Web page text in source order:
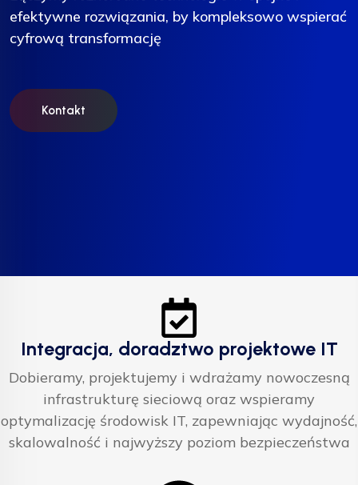
efektywne rozwiązania, by kompleksowo wspierać
cyfrową transformację
Kontakt
efektywne rozwiązania, by kompleksowo wspierać
cyfrową transformację
Kontakt
efektywne rozwiązania, by kompleksowo wspierać
cyfrową transformację
Kontakt
Integracja, doradztwo projektowe IT
Dobieramy, projektujemy i wdrażamy nowoczesną
infrastrukturę sieciową oraz wspieramy
optymalizację środowisk IT, zapewniając wydajność,
skalowalność i najwyższy poziom bezpieczeństwa